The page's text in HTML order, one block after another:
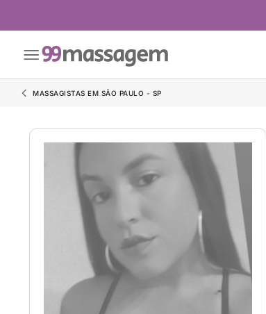
MASSAGISTAS EM SÃO PAULO - SP